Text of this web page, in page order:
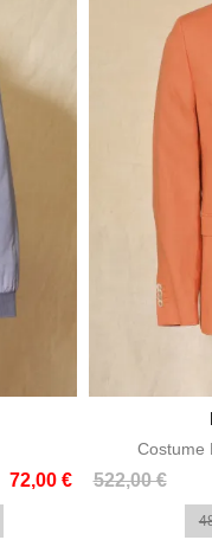
72,00 €
Costume
522,00 €
Prix
Prix